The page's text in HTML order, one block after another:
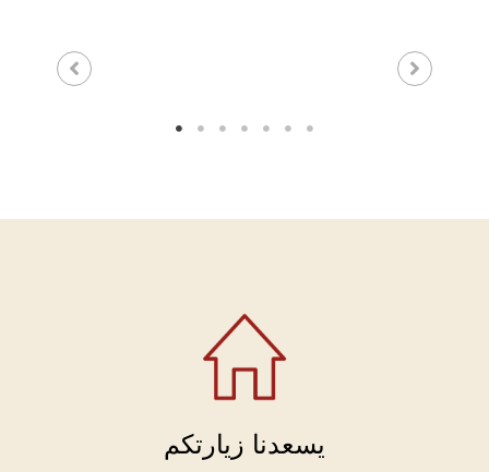
يسعدنا زيارتكم